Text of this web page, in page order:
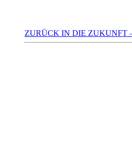
ZURÜCK IN DIE ZUKUNFT